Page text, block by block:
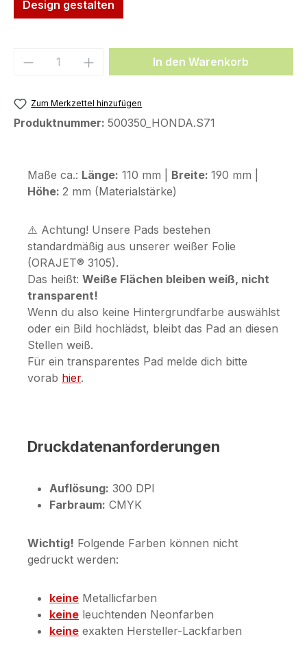
Design gestalten
Produkt Anzahl: Gib denIn den Warenkorb
Zum Merkzettel hinzufügen
Produktnummer: 500350_HONDA.S71
Maße ca.: Länge: 110 mm | Breite: 190 mm |
Höhe: 2 mm (Materialstärke)
⚠️ Achtung! Unsere Pads bestehen
standardmäßig aus unserer weißer Folie
(ORAJET® 3105).
Das heißt: Weiße Flächen bleiben weiß, nicht
transparent!
Wenn du also keine Hintergrundfarbe auswählst
oder ein Bild hochlädst, bleibt das Pad an diesen
Stellen weiß.
Für ein transparentes Pad melde dich bitte
vorab hier.
Druckdatenanforderungen
Auflösung: 300 DPI
Farbraum: CMYK
Wichtig! Folgende Farben können nicht
gedruckt werden:
keine Metallicfarben
keine leuchtenden Neonfarben
keine exakten Hersteller-Lackfarben